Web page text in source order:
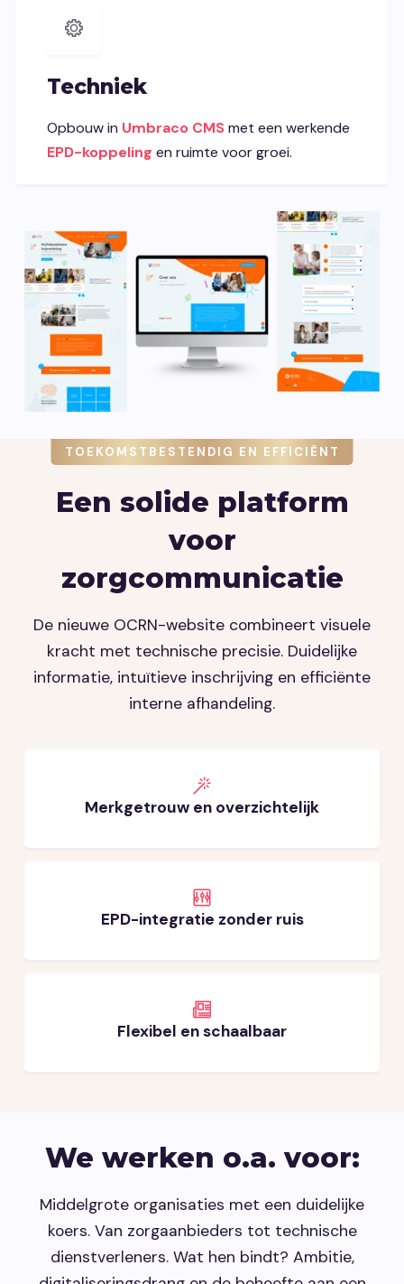
Techniek
Opbouw in Umbraco CMSmet een werkende
EPD-koppeling en ruimte voor groei.
TOEKOMSTBESTENDIG EN EFFICIËNT
Een solide platform
voor
zorgcommunicatie
De nieuwe OCRN-website combineert visuele
kracht met technische precisie. Duidelijke
informatie, intuïtieve inschrijving en efficiënte
interne afhandeling.
Merkgetrouw en overzichtelijk
EPD-integratie zonder ruis
Flexibel en schaalbaar
We werken o.a. voor:
Middelgrote organisaties met een duidelijke
koers. Van zorgaanbieders tot technische
dienstverleners. Wat hen bindt? Ambitie,